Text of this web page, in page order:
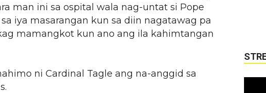
man ini sa ospital wala nag-untat si Pope
iya masarangan kun sa diin nagatawag pa
mamangkot kun ano ang ila kahimtangan
ni Cardinal Tagle ang na-anggid sa